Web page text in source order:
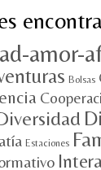
amor-
Bolsas
Estaciones